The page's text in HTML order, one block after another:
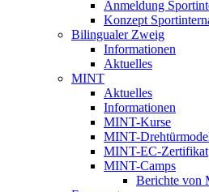
Anmeldung
Konzept
Bilingualer Zweig
Informationen
Aktuelles
MINT
Aktuelles
Informationen
MINT-Kurse
MINT-
MINT-EC-Zertifikat
MINT-Camps
Berichte von